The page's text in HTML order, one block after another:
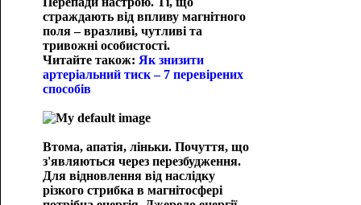
страждають від впливу магнітного
поля – вразливі, чутливі та
тривожні особистості.
Читайте також: Як знизити
артеріальний тиск – 7 перевірених
способів
Втома, апатія, ліньки.Почуття, що
з'являються через перезбудження.
Для відновлення від наслідку
різкого стрибка в магнітосфері